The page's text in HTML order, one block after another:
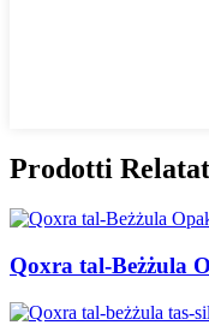
Prodotti
Qoxra tal-Beżżula